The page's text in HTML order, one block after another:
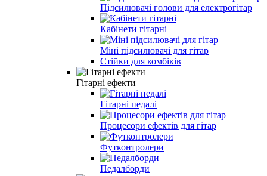
Підсилювачі голови для електрогітар
Кабінети гітарні
Міні підсилювачі для гітар
Стійки для комбіків
Гітарні ефекти
Гітарні педалі
Процесори ефектів для гітар
Футконтролери
Педалборди